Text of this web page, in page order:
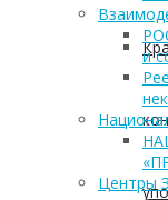
и
Центры